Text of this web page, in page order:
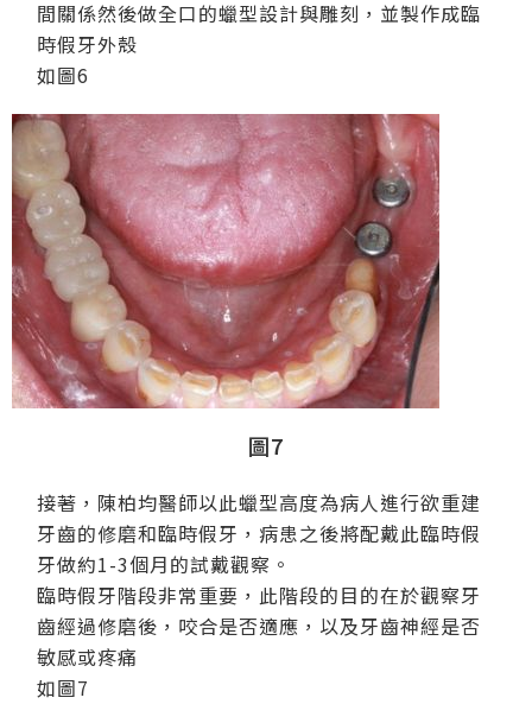
間關係然後做全口的蠟型設計與雕刻，並製作成臨
時假牙外殼
如圖6
圖7
接著，陳柏均醫師以此蠟型高度為病人進行欲重建
牙齒的修磨和臨時假牙，病患之後將配戴此臨時假
牙做約1-3個月的試戴觀察。
臨時假牙階段非常重要，此階段的目的在於觀察牙
齒經過修磨後，咬合是否適應，以及牙齒神經是否
敏感或疼痛
如圖7